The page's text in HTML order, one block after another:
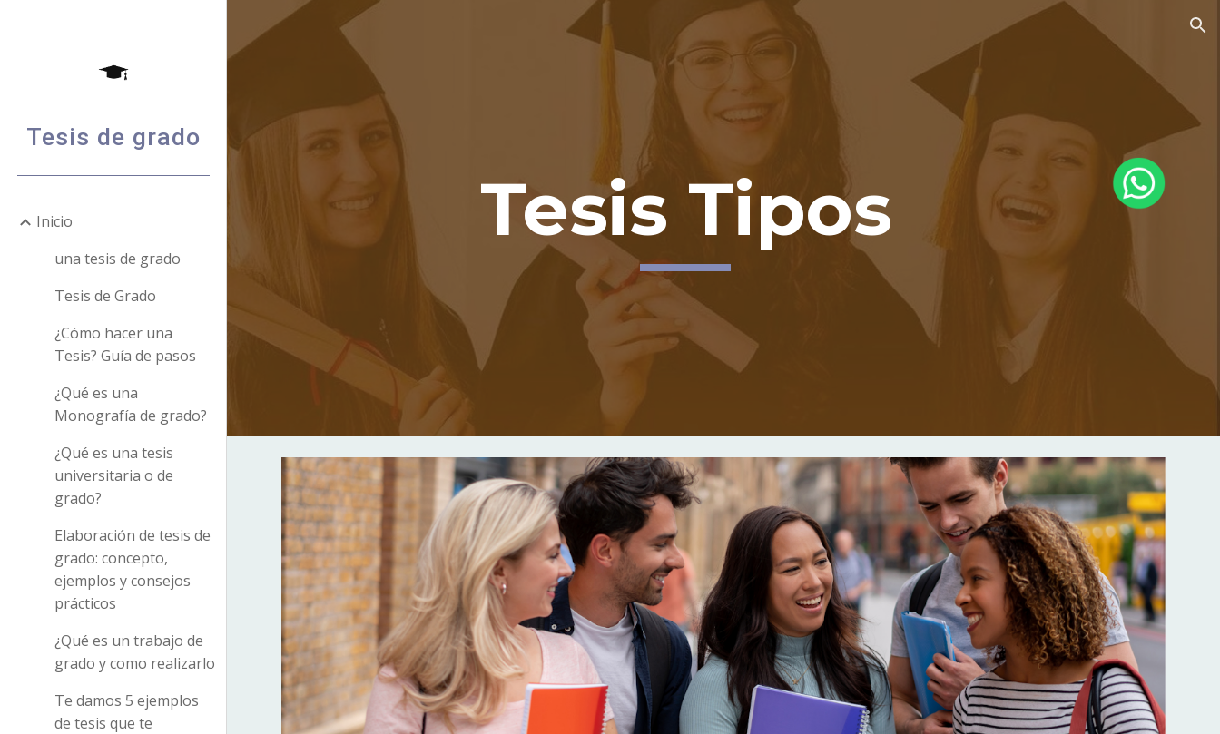
Skip to navigation
Tesis de grado
Inicio
una tesis de grado
Tesis de Grado
¿Cómo hacer una
Tesis? Guía de pasos
¿Qué es una
Monografía de grado?
¿Qué es una tesis
universitaria o de
grado?
Elaboración de tesis de
grado: concepto,
ejemplos y consejos
prácticos
¿Qué es un trabajo de
grado y como realizarlo
Te damos 5 ejemplos
de tesis que te
Tesis Tipos